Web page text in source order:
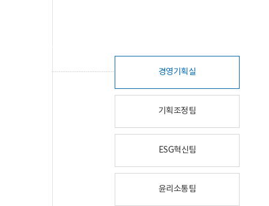
경영기획실
기획조정팀
ESG혁신팀
윤리소통팀